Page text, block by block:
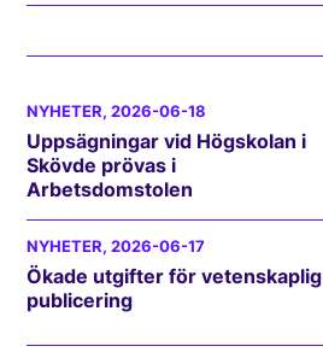
NYHETER, 2026-06-18
Uppsägningar vid Högskolan i
Skövde prövas i
Arbetsdomstolen
NYHETER, 2026-06-17
Ökade utgifter för vetenskaplig
publicering